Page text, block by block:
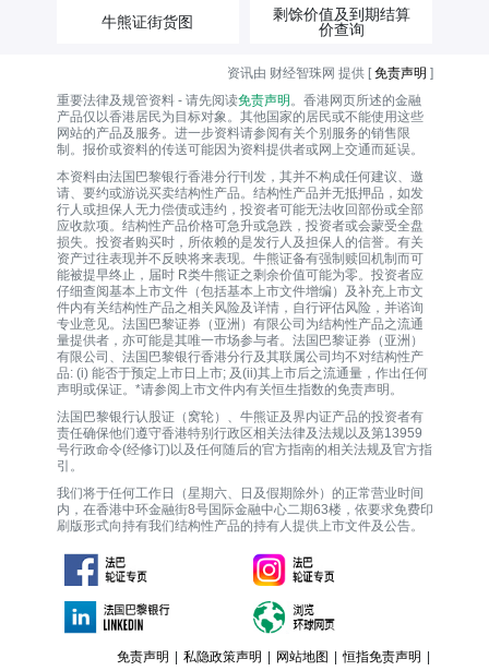
牛熊证街货图
剩馀价值及到期结算
价查询
资讯由 财经智珠网 提供 [免责声明 ]
重要法律及规管资料 - 请先阅读免责声明 。香港网页所述的金融
产品仅以香港居民为目标对象。其他国家的居民或不能使用这些
网站的产品及服务。进一步资料请参阅有关个别服务的销售限
制。报价或资料的传送可能因为资料提供者或网上交通而延误。
本资料由法国巴黎银行香港分行刊发，其并不构成任何建议、邀
请、要约或游说买卖结构性产品。结构性产品并无抵押品，如发
行人或担保人无力偿债或违约，投资者可能无法收回部份或全部
应收款项。结构性产品价格可急升或急跌，投资者或会蒙受全盘
损失。投资者购买时，所依赖的是发行人及担保人的信誉。有关
资产过往表现并不反映将来表现。牛熊证备有强制赎回机制而可
能被提早终止，届时 R类牛熊证之剩余价值可能为零。投资者应
仔细查阅基本上市文件（包括基本上市文件增编）及补充上市文
件内有关结构性产品之相关风险及详情，自行评估风险，并谘询
专业意见。法国巴黎证券（亚洲）有限公司为结构性产品之流通
量提供者，亦可能是其唯一巿场参与者。法国巴黎证券（亚洲）
有限公司、法国巴黎银行香港分行及其联属公司均不对结构性产
品: (i) 能否于预定上市日上市; 及(ii)其上市后之流通量，作出任何
声明或保证。*请参阅上市文件内有关恒生指数的免责声明。
法国巴黎银行认股证（窝轮）、牛熊证及界内证产品的投资者有
责任确保他们遵守香港特别行政区相关法律及法规以及第13959
号行政命令(经修订)以及任何随后的官方指南的相关法规及官方指
引。
我们将于任何工作日（星期六、日及假期除外）的正常营业时间
内，在香港中环金融街8号国际金融中心二期63楼，依要求免费印
刷版形式向持有我们结构性产品的持有人提供上市文件及公告。
免责声明 私隐政策声明 网站地图 恒指免责声明